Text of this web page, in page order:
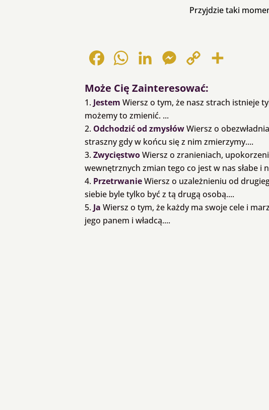
Przyjdzie taki
FacebookWhatsAppLinkedInMessenger
Copy
Może Cię Zainteresować:
Jestem Wiersz o tym, że nasz strach istnieje
możemy to zmienić. ...
Odchodzić od zmysłówWiersz o
straszny gdy w końcu się z nim zmierzymy....
ZwycięstwoWiersz o zranieniach,
wewnętrznych zmian tego co jest w nas słabe i
PrzetrwanieWiersz o uzależnieniu od
siebie byle tylko być z tą drugą osobą....
Ja Wiersz o tym, że każdy ma swoje cele i
jego panem i władcą....